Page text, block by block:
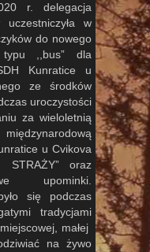
r. delegacja
w
do nowego
typu ,,bus” dla
Kunratice u
ze środków
uroczystości
za wieloletnią
u Cvikova
oraz
upominki.
się podczas
tradycjami
małej
na żywo